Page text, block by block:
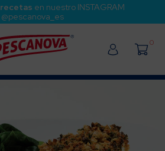
recetas en nuestro INSTAGRAM
@pescanova_es
0